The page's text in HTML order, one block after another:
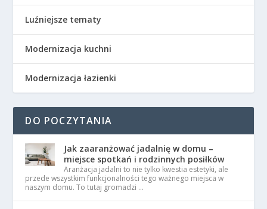
Luźniejsze tematy
Modernizacja kuchni
Modernizacja łazienki
DO POCZYTANIA
Jak zaaranżować jadalnię w domu –
miejsce spotkań i rodzinnych posiłków
Aranżacja jadalni to nie tylko kwestia estetyki, ale
przede wszystkim funkcjonalności tego ważnego miejsca w
naszym domu. To tutaj gromadzi …